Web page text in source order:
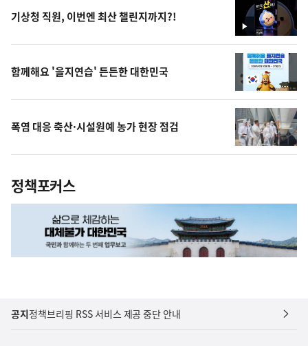
영
상
기상청 직원, 이번엔 최산 챌린지까지?!
함께해요 '을지연습' 든든한 대한민국
폭염 대응 축산·시설원예 농가 현장 점검
정책포커스
공지정책브리핑 RSS 서비스 제공 중단 안내